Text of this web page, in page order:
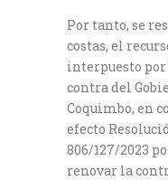
Por tanto, se
costas, el
interpuesto por
contra del
Coquimbo, en
efecto
806/127/2023
renovar la